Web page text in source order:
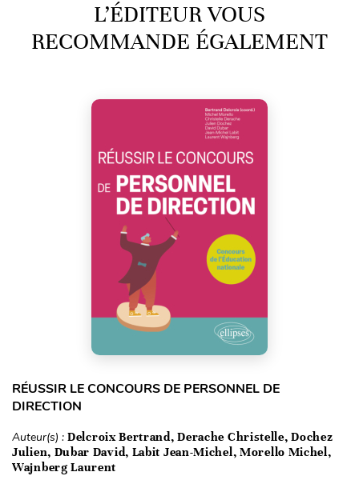
L’ÉDITEUR VOUS
RECOMMANDE ÉGALEMENT
RÉUSSIR LE CONCOURS DE PERSONNEL DE
DIRECTION
Auteur(s) : Delcroix Bertrand, Derache Christelle, Dochez
Julien, Dubar David, Labit Jean-Michel, Morello Michel,
Wajnberg Laurent